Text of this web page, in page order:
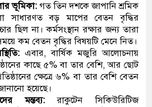
ভূমিকা: গত তিন দশকে জাপানি শ্রমিক
সাধারণত বড় মাপের বেতন বৃদ্ধির
ছিল না। কর্মসংস্থান রক্ষার জন্য তারা
কম বেতন বৃদ্ধির বিষয়টি মেনে নিত।
এবার, বার্ষিক মজুরি আলোচনায়
কাছে ৫% বা তার বেশি, আর ছোট
ক্ষেত্রে ৬% বা তার বেশি বেতন
হয়েছে।
মন্তব্য:রাকুটেন সিকিউরিটিজ